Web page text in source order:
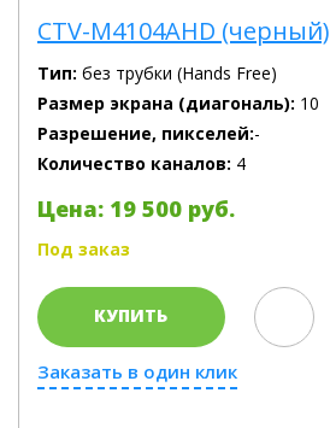
CTV-M4104AHD (черный)
Тип: без трубки (Hands Free)
Размер экрана (диагональ): 10
Разрешение, пикселей:-
Количество каналов: 4
Цена: 19 500 руб.
Под заказ
КУПИТЬ
Заказать в один клик